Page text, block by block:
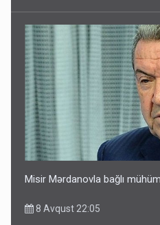
Misir Mərdanovla bağlı
8 Avqust 22:05